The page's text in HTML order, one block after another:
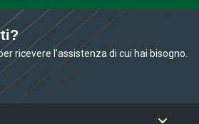
ricevere l’assistenza di cui hai bisogno.